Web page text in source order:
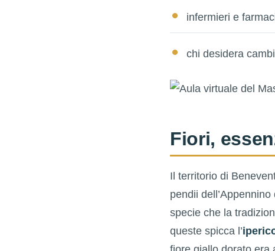
infermieri e
chi desidera
Fiori,
Il territorio di
pendii
specie che la
queste spicca l’